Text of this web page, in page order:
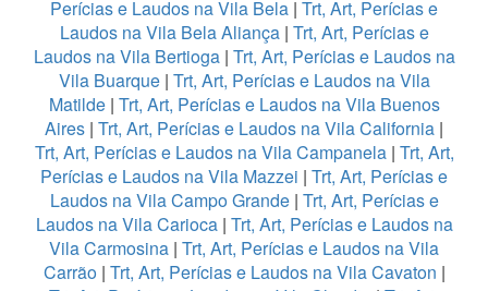
Perícias e Laudos na Vila Bela | Trt, Art, Perícias e
Laudos na Vila Bela Aliança| Trt, Art, Perícias e
Laudos na Vila Bertioga| Trt, Art, Perícias e Laudos na
Vila Buarque| Trt, Art, Perícias e Laudos na Vila
Matilde| Trt, Art, Perícias e Laudos na Vila Buenos
Aires | Trt, Art, Perícias e Laudos na Vila California |
Trt, Art, Perícias e Laudos na Vila Campanela| Trt, Art,
Perícias e Laudos na Vila Mazzei | Trt, Art, Perícias e
Laudos na Vila Campo Grande| Trt, Art, Perícias e
Laudos na Vila Carioca| Trt, Art, Perícias e Laudos na
Vila Carmosina | Trt, Art, Perícias e Laudos na Vila
Carrão| Trt, Art, Perícias e Laudos na Vila Cavaton |